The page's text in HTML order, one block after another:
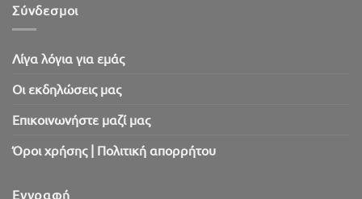
Σύνδεσμοι
Λίγα λόγια για εμάς
Oι εκδηλώσεις μας
Επικοινωνήστε μαζί μας
Όροι χρήσης | Πολιτική απορρήτου
Εγγραφή